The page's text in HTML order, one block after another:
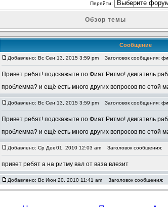
Перейти:
Обзор темы